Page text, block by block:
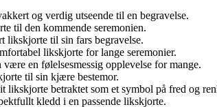
og verdig utseende til en begravelse.
til den kommende seremonien.
likskjorte til sin fars begravelse.
likskjorte for lange seremonier.
en følelsesmessig opplevelse for mange.
til sin kjære bestemor.
likskjorte betraktet som et symbol på fred og
kledd i en passende likskjorte.